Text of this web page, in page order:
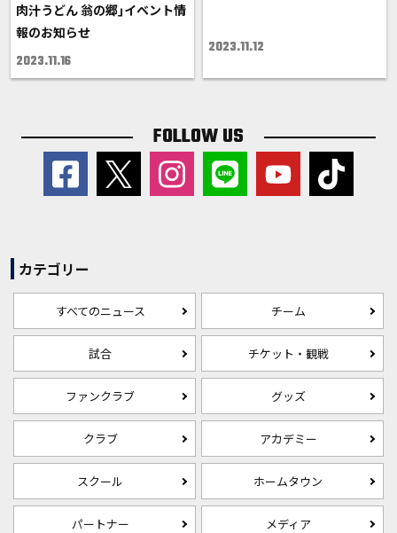
肉汁うどん 翁の郷｣イベント情
報のお知らせ
2023.11.16
2023.11.12
FOLLOW US
カテゴリー
すべてのニュース チーム
試合 チケット・観戦
ファンクラブ グッズ
クラブ アカデミー
スクール ホームタウン
パートナー メディア